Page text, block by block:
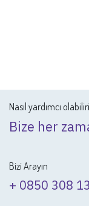
Nasıl yardımcı
Bize her
Bizi Arayın
+ 0850 308